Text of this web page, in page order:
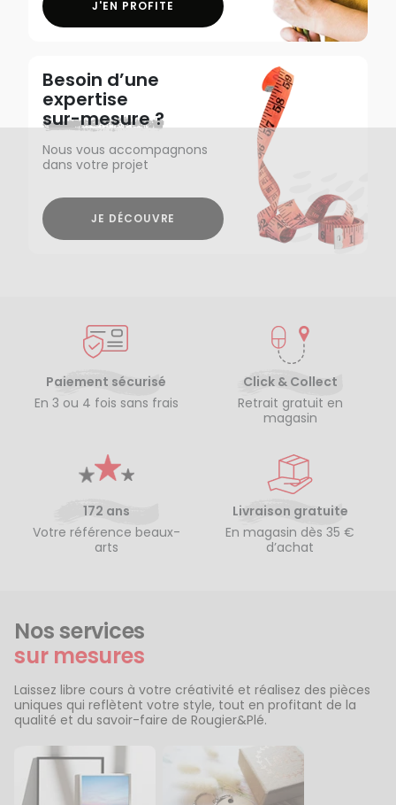
J'EN PROFITE
Besoin d’une
expertise
sur-mesure ?
Nous vous accompagnons
dans votre projet
JE DÉCOUVRE
Paiement sécurisé
En 3 ou 4 fois sans frais
Click & Collect
Retrait gratuit en
magasin
172 ans
Votre référence beaux-
arts
Livraison gratuite
En magasin dès 35 €
d’achat
Nos services
sur mesures
Laissez libre cours à votre créativité et réalisez des pièces
uniques qui reflètent votre style, tout en profitant de la
qualité et du savoir-faire de Rougier&Plé.